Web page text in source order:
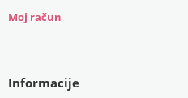
Moj račun
Informacije